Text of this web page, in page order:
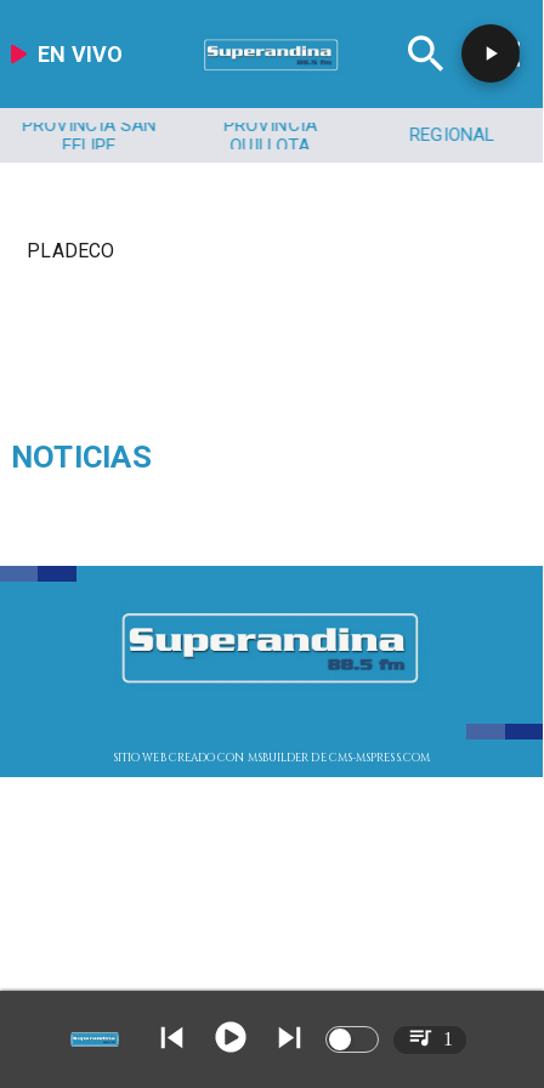
EN VIVO
PROVINCIA SAN
FELIPE
PROVINCIA
QUILLOTA
REGIONAL
PLADECO
NOTICIAS
SITIO WEB CREADO CON MSBUILDER DE CMS-MSPRESS.COM
1